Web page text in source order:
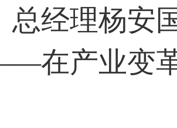
总经理杨安
在产业变